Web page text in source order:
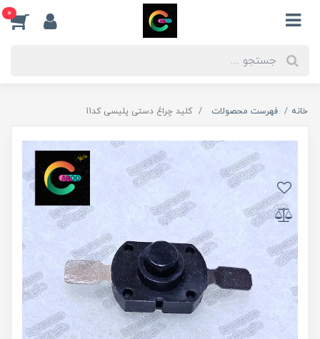
0
خانه فهرست محصولات کلید چراغ دستی پلیسی کد11